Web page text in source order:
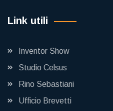
Link utili
Inventor Show
Studio Celsus
Rino Sebastiani
Ufficio Brevetti